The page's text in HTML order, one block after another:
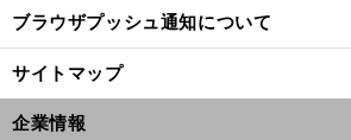
ブラウザプッシュ通知について
サイトマップ
企業情報